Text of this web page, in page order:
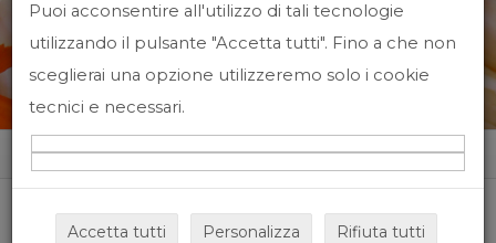
News&Events
Home News&events
Puoi acconsentire all'utilizzo di tali tecnologie
utilizzando il pulsante "Accetta tutti". Fino a che non
sceglierai una opzione utilizzeremo solo i cookie
tecnici e necessari.
Accetta tutti Personalizza Rifiuta tutti